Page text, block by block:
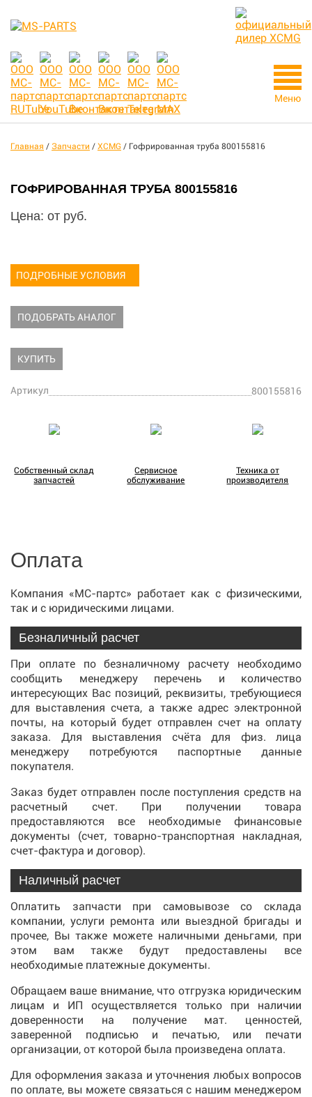
Меню
Главная / Запчасти / XCMG / Гофрированная труба 800155816
ГОФРИРОВАННАЯ ТРУБА 800155816
Цена: от руб.
ПОДРОБНЫЕ УСЛОВИЯ
ПОДОБРАТЬ АНАЛОГ
КУПИТЬ
Артикул 800155816
Собственный склад
запчастей
Сервисное
обслуживание
Техника от
производителя
Оплата
Компания «МС-партс» работает как с физическими,
так и с юридическими лицами.
Безналичный расчет
При оплате по безналичному расчету необходимо
сообщить менеджеру перечень и количество
интересующих Вас позиций, реквизиты, требующиеся
для выставления счета, а также адрес электронной
почты, на который будет отправлен счет на оплату
заказа. Для выставления счёта для физ. лица
менеджеру потребуются паспортные данные
покупателя.
Заказ будет отправлен после поступления средств на
расчетный счет. При получении товара
предоставляются все необходимые финансовые
документы (счет, товарно-транспортная накладная,
счет-фактура и договор).
Наличный расчет
Оплатить запчасти при самовывозе со склада
компании, услуги ремонта или выездной бригады и
прочее, Вы также можете наличными деньгами, при
этом вам также будут предоставлены все
необходимые платежные документы.
Обращаем ваше внимание, что отгрузка юридическим
лицам и ИП осуществляется только при наличии
доверенности на получение мат. ценностей,
заверенной подписью и печатью, или печати
организации, от которой была произведена оплата.
Для оформления заказа и уточнения любых вопросов
по оплате, вы можете связаться с нашим менеджером